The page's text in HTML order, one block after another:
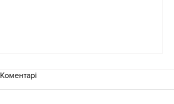
Коментарі